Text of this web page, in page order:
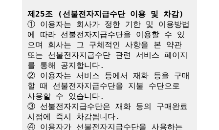
제25조 (선불전자지급수단 이용 및 차감)
① 이용자는 회사가 정한 기한 및 이용방법
에 따라 선불전자지급수단을 이용할 수 있
으며 회사는 그 구체적인 사항을 본 약관
또는 선불전자지급수단 관련 서비스 페이지
를 통해 공지합니다.
② 이용자는 서비스 등에서 재화 등을 구매
할 때 선불전자지급수단을 지불 수단으로
사용할 수 있습니다.
③ 선불전자지급수단은 재화 등의 구매완료
시점에 즉시 차감됩니다.
④ 이용자가 선불전자지급수단을 사용하는